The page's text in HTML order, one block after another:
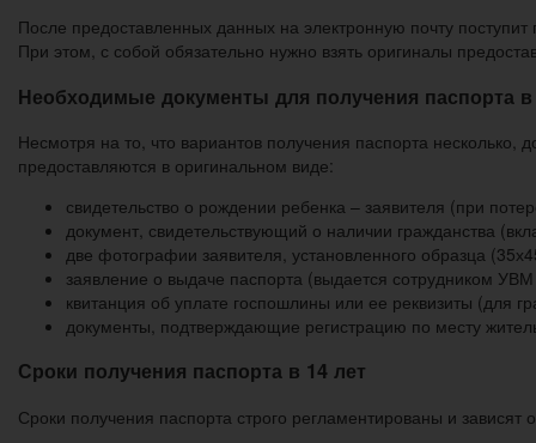
После предоставленных данных на электронную почту
При этом, с собой обязательно нужно взять оригиналы
Необходимые документы для получения паспорта в
Несмотря на то, что вариантов получения паспорта
предоставляются в оригинальном виде:
свидетельство о рождении ребенка – заявителя (при
документ, свидетельствующий о наличии гражданства
две фотографии заявителя, установленного образца
заявление о выдаче паспорта (выдается сотрудником
квитанция об уплате госпошлины или ее реквизиты (для
документы, подтверждающие регистрацию по месту
Сроки получения паспорта в 14 лет
Сроки получения паспорта строго регламентированы и зависят